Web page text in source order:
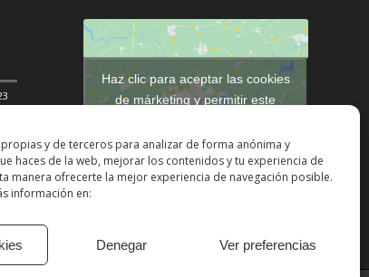
y de terceros para analizar de forma anónima y
haces de la web, mejorar los contenidos y tu experiencia de
manera ofrecerte la mejor experiencia de navegación posible.
información en:
Denegar Ver preferencias
Haz clic para aceptar las cookies
de márketing y permitir este